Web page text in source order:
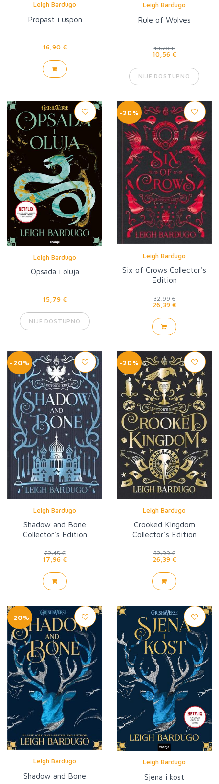
Leigh Bardugo
Propast i uspon
16,90 €
Leigh Bardugo
Rule of Wolves
13,20 €
10,56 €
NIJE DOSTUPNO
Leigh Bardugo
Opsada i oluja
15,79 €
NIJE DOSTUPNO
-20%
Leigh Bardugo
Six of Crows Collector's
Edition
32,99 €
26,39 €
-20%
Leigh Bardugo
Shadow and Bone
Collector's Edition
22,45 €
17,96 €
-20%
Leigh Bardugo
Crooked Kingdom
Collector's Edition
32,99 €
26,39 €
-20%
Leigh Bardugo
Shadow and Bone
Leigh Bardugo
Sjena i kost